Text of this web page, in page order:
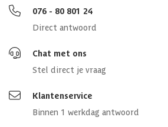
076 - 80 801 24
Direct antwoord
Chat met ons
Stel direct je vraag
Klantenservice
Binnen 1 werkdag antwoord